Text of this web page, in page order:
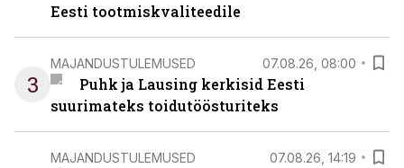
Eesti tootmiskvaliteedile
3
MAJANDUSTULEMUSED 07.08.26, 08:00
Puhk ja Lausing kerkisid Eesti
suurimateks toidutöösturiteks
MAJANDUSTULEMUSED 07.08.26, 14:19